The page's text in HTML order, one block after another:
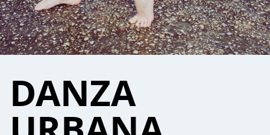
DANZA